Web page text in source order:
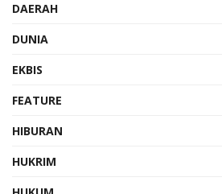
DAERAH
DUNIA
EKBIS
FEATURE
HIBURAN
HUKRIM